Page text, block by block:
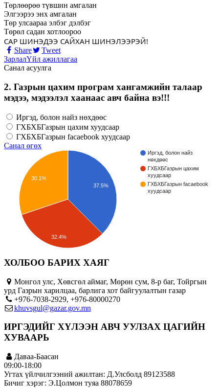
Төрлөөрөө түвшин амгалан
Элгээрээ энх амгалан
Төр улсаараа элбэг дэлбэг
Төрөл садан хотлоороо
САР ШИНЭДЭЭ САЙХАН ШИНЭЛЭЭРЭЙ!
Share
Tweet
ЗарлалҮйл ажиллагаа
Санал асуулга
2. Газрын цахим програм хангамжийн талаар
мэдээ, мэдээлэл хаанаас авч байна вэ!!!
Иргэд, болон найз нөхдөөс
ГХБХБГазрын цахим хуудсаар
ГХБХБГазрын facaebook хуудсаар
Санал өгөх
Иргэд, болон найз
нөхдөөс
ГХБХБГазрын цахим
хуудсаар
ГХБХБГазрын facaebook
хуудсаар
37.5%
30.1%
32.4%
ХОЛБОО БАРИХ ХАЯГ
Монгол улс, Хөвсгөл аймаг, Мөрөн сум, 8-р баг, Тойргын
урд Газрын харилцаа, барлига хот байгуулалтын газар
+976-7038-2929, +976-80000270
khuvsgul@gazar.gov.mn
ИРГЭДИЙГ ХҮЛЭЭН АВЧ УУЛЗАХ ЦАГИЙН
ХУВААРЬ
Даваа-Баасан
09:00-18:00
Угтах үйлчилгээний ажилтан: Д.Улсболд 89123588
Бичиг хэрэг: Э.Цолмон туяа 88078659